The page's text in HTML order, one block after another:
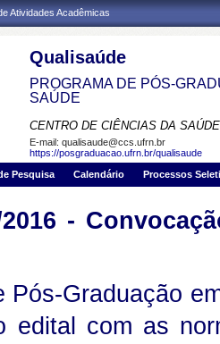
Atividades Acadêmicas
Qualisaúde
PROGRAMA DE PÓS-
SAÚDE
CENTRO DE CIÊNCIAS DA SAÚDE
E-mail: qualisaude@ccs.ufrn.br
https://posgraduacao.ufrn.br/qualisaude
Pesquisa Calendário Processos
-
Pós-Graduação
edital com as